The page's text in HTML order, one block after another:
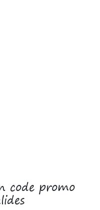
code promo